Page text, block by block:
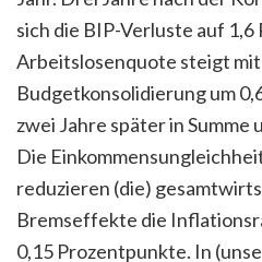
sich die BIP-Verluste auf 1,6
Arbeitslosenquote steigt
Budgetkonsolidierung um
zwei Jahre später in Summe
Die
reduzieren (die)
Bremseffekte die
0,15 Prozentpunkte. In